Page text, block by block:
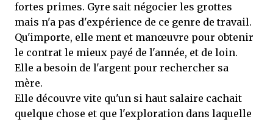
fortes primes. Gyre sait négocier les grottes
mais n'a pas d'expérience de ce genre de travail.
Qu'importe, elle ment et manœuvre pour obtenir
le contrat le mieux payé de l'année, et de loin.
Elle a besoin de l'argent pour rechercher sa
mère.
Elle découvre vite qu'un si haut salaire cachait
quelque chose et que l'exploration dans laquelle